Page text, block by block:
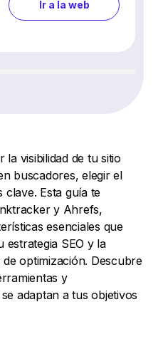
Ir a la web
la visibilidad de tu sitio
buscadores, elegir el
clave. Esta guía te
y Ahrefs,
esenciales que
estrategia SEO y la
optimización. Descubre
y
adaptan a tus objetivos